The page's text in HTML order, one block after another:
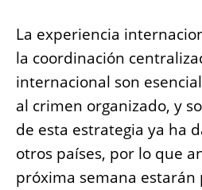
La experiencia
la coordinación
internacional son
al crimen organizado, y
de esta estrategia ya ha
otros países, por lo que
próxima semana estarán